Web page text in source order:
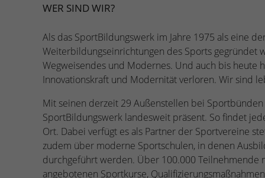
WER SIND WIR?
Als das SportBildungswerk im Jahre 1975 als eine
Weiterbildungseinrichtungen des Sports gegründet
Wegweisendes und Modernes. Und auch bis heute
Innovationskraft und Modernität verloren. Wir sind
Mit seinen derzeit 29 Außenstellen bei
SportBildungswerk landesweit präsent. So findet
Ort. Dabei verfügt es als Partner der Sportvereine
zudem über moderne Sportschulen, in denen
durchgeführt werden. Über 100.000 Teilnehmende
angebotenen Sportkurse,